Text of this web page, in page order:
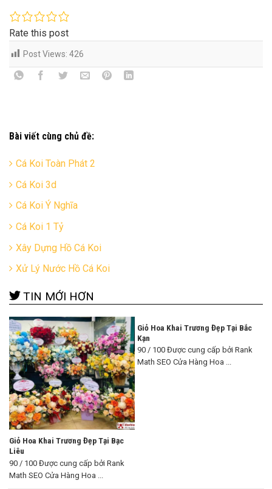
Rate this post
Post Views: 426
Bài viết cùng chủ đề:
Cá Koi Toàn Phát 2
Cá Koi 3d
Cá Koi Ý Nghĩa
Cá Koi 1 Tỷ
Xây Dựng Hồ Cá Koi
Xử Lý Nước Hồ Cá Koi
TIN MỚI HƠN
Giỏ Hoa Khai Trương Đẹp Tại Bạc
Liêu
90 / 100 Được cung cấp bởi Rank
Math SEO Cửa Hàng Hoa ...
Giỏ Hoa Khai Trương Đẹp Tại Bắc
Kạn
90 / 100 Được cung cấp bởi Rank
Math SEO Cửa Hàng Hoa ...